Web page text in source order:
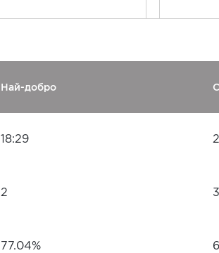
Най-добро
18:29
2
77.04%